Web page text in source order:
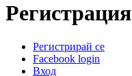
Регистрация
Primary tabs
Регистрирай се
Facebook login
Вход